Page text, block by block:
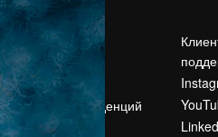
Цены
О нас
Reviews
Вакансии
Поиск тенденций
Блог